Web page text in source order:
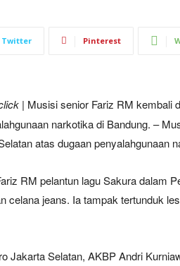
Twitter Pinterest
| Musisi senior Fariz RM kembali
narkotika di Bandung. –
atas dugaan penyalahgunaan
RM pelantun lagu Sakura dalam
celana jeans. Ia tampak tertunduk
Jakarta Selatan, AKBP Andri